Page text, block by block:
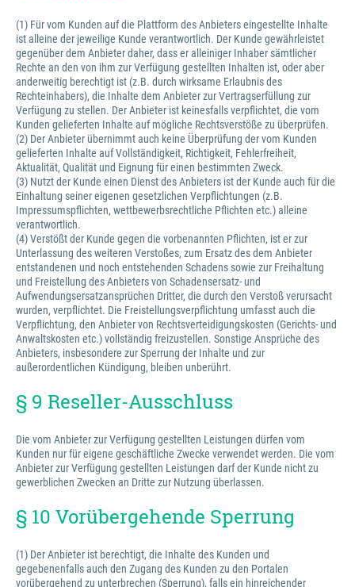
(1) Für vom Kunden auf die Plattform des Anbieters eingestellte Inhalte
ist alleine der jeweilige Kunde verantwortlich. Der Kunde gewährleistet
gegenüber dem Anbieter daher, dass er alleiniger Inhaber sämtlicher
Rechte an den von ihm zur Verfügung gestellten Inhalten ist, oder aber
anderweitig berechtigt ist (z.B. durch wirksame Erlaubnis des
Rechteinhabers), die Inhalte dem Anbieter zur Vertragserfüllung zur
Verfügung zu stellen. Der Anbieter ist keinesfalls verpflichtet, die vom
Kunden gelieferten Inhalte auf mögliche Rechtsverstöße zu überprüfen.
(2) Der Anbieter übernimmt auch keine Überprüfung der vom Kunden
gelieferten Inhalte auf Vollständigkeit, Richtigkeit, Fehlerfreiheit,
Aktualität, Qualität und Eignung für einen bestimmten Zweck.
(3) Nutzt der Kunde einen Dienst des Anbieters ist der Kunde auch für die
Einhaltung seiner eigenen gesetzlichen Verpflichtungen (z.B.
Impressumspflichten, wettbewerbsrechtliche Pflichten etc.) alleine
verantwortlich.
(4) Verstößt der Kunde gegen die vorbenannten Pflichten, ist er zur
Unterlassung des weiteren Verstoßes, zum Ersatz des dem Anbieter
entstandenen und noch entstehenden Schadens sowie zur Freihaltung
und Freistellung des Anbieters von Schadensersatz- und
Aufwendungsersatzansprüchen Dritter, die durch den Verstoß verursacht
wurden, verpflichtet. Die Freistellungsverpflichtung umfasst auch die
Verpflichtung, den Anbieter von Rechtsverteidigungskosten (Gerichts- und
Anwaltskosten etc.) vollständig freizustellen. Sonstige Ansprüche des
Anbieters, insbesondere zur Sperrung der Inhalte und zur
außerordentlichen Kündigung, bleiben unberührt.
§ 9 Reseller-Ausschluss
Die vom Anbieter zur Verfügung gestellten Leistungen dürfen vom
Kunden nur für eigene geschäftliche Zwecke verwendet werden. Die vom
Anbieter zur Verfügung gestellten Leistungen darf der Kunde nicht zu
gewerblichen Zwecken an Dritte zur Nutzung überlassen.
§ 10 Vorübergehende Sperrung
(1) Der Anbieter ist berechtigt, die Inhalte des Kunden und
gegebenenfalls auch den Zugang des Kunden zu den Portalen
vorübergehend zu unterbrechen (Sperrung), falls ein hinreichender